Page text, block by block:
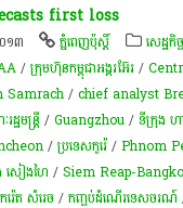
first loss
០១៣ ភ្នំពេញប៉ុស្តិ៍
សេដ្ឋកិ
/ក្រុមហ៊ុនកម្ពុជាអង្គរអ៊ែរ /
Samrach /chief analyst
ឋមន្រ្តី /Guangzhou /ទីក្រុង
/ប្រទេសកូរ៉េ /Phnom
សៀងហៃ /Siem Reap-
រ៉េត សំរេច /​កញ្ចប់​ដំណើរទេសចរណ៍